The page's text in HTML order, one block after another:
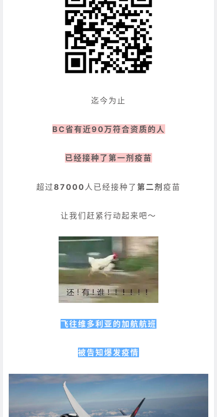
迄今为止
BC省有近90万符合资质的人
已经接种了第一剂疫苗
超过87000 人已经接种了 第二剂 疫苗
让我们赶紧行动起来吧～
飞往维多利亚的加航航班
被告知爆发疫情